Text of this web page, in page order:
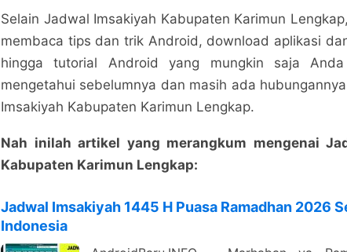
Selain Jadwal Imsakiyah Kabupaten Karimun
membaca tips dan trik Android, download aplikasi
hingga tutorial Android yang mungkin saja
mengetahui sebelumnya dan masih ada
Imsakiyah Kabupaten Karimun Lengkap.
Nah inilah artikel yang merangkum mengenai
Kabupaten Karimun Lengkap:
Jadwal Imsakiyah 1445 H Puasa Ramadhan 2026
Indonesia